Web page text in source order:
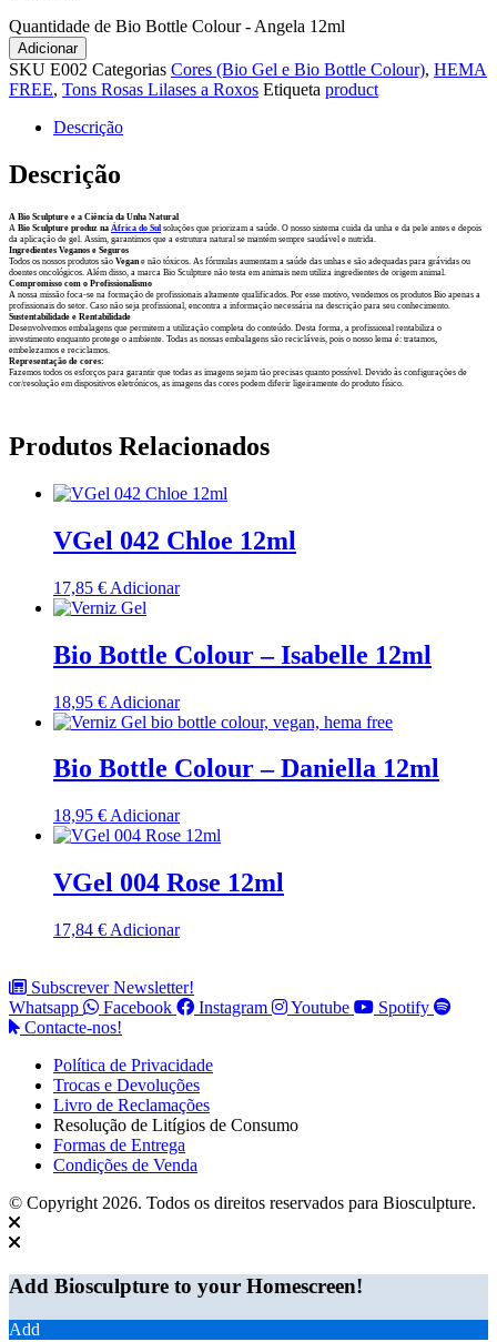
Quantidade de Bio Bottle Colour - Angela 12ml
Adicionar
SKU E002 Categorias Cores (Bio Gel e Bio Bottle Colour), HEMA
FREE, Tons Rosas Lilases a Roxos Etiqueta product
Descrição
Descrição
A Bio Sculpture e a Ciência da Unha Natural
A Bio Sculpture produz na África do Sul soluções que priorizam a saúde. O nosso sistema cuida da unha e da pele antes e depois
da aplicação de gel. Assim, garantimos que a estrutura natural se mantém sempre saudável e nutrida.
Ingredientes Veganos e Seguros
Todos os nossos produtos são Vegane não tóxicos. As fórmulas aumentam a saúde das unhas e são adequadas para grávidas ou
doentes oncológicos. Além disso, a marca Bio Sculpture não testa em animais nem utiliza ingredientes de origem animal.
Compromisso com o Profissionalismo
A nossa missão foca-se na formação de profissionais altamente qualificados. Por esse motivo, vendemos os produtos Bio apenas a
profissionais do setor. Caso não seja profissional, encontra a informação necessária na descrição para seu conhecimento.
Sustentabilidade e Rentabilidade
Desenvolvemos embalagens que permitem a utilização completa do conteúdo. Desta forma, a profissional rentabiliza o
investimento enquanto protege o ambiente. Todas as nossas embalagens são recicláveis, pois o nosso lema é: tratamos,
embelezamos e reciclamos.
Representação de cores:
Fazemos todos os esforços para garantir que todas as imagens sejam tão precisas quanto possível. Devido às configurações de
cor/resolução em dispositivos eletrónicos, as imagens das cores podem diferir ligeiramente do produto físico.
Produtos Relacionados
VGel 042 Chloe 12ml
17,85 € Adicionar
Bio Bottle Colour – Isabelle 12ml
18,95 € Adicionar
Bio Bottle Colour – Daniella 12ml
18,95 € Adicionar
VGel 004 Rose 12ml
17,84 € Adicionar
Subscrever Newsletter!
Whatsapp
Facebook Instagram Youtube
Spotify
Contacte-nos!
Política de Privacidade
Trocas e Devoluções
Livro de Reclamações
Resolução de Litígios de Consumo
Formas de Entrega
Condições de Venda
© Copyright 2026. Todos os direitos reservados para Biosculpture.
Add Biosculpture to your Homescreen!
Add